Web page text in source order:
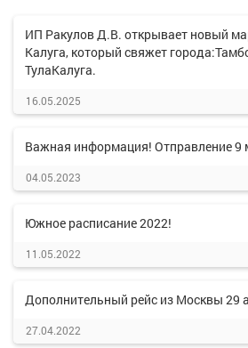
ИП Ракулов Д.В. открывает новый
Калуга, который свяжет
ТулаКалуга.
16.05.2025
Важная информация! Отправление 9
04.05.2023
Южное расписание 2022!
11.05.2022
Дополнительный рейс из Москвы 29
27.04.2022